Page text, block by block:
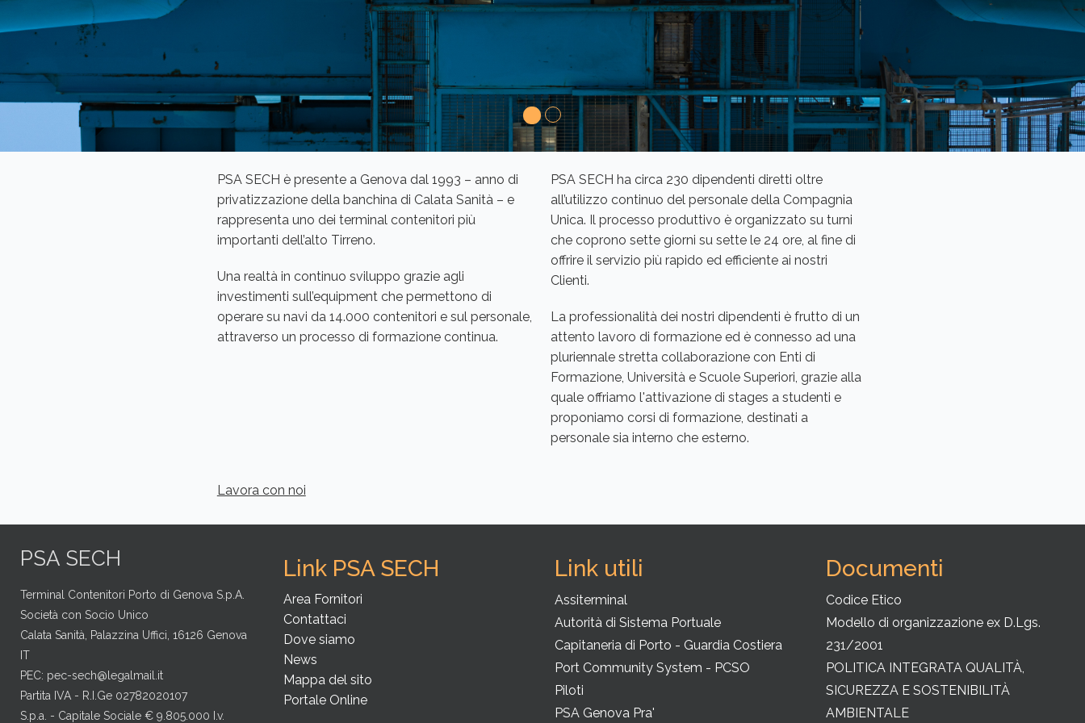
PSA SECH è presente a Genova dal 1993 – anno di
privatizzazione della banchina di Calata Sanità – e
rappresenta uno dei terminal contenitori più
importanti dell’alto Tirreno.
Una realtà in continuo sviluppo grazie agli
investimenti sull’equipment che permettono di
operare su navi da 14.000 contenitori e sul personale,
attraverso un processo di formazione continua.
PSA SECH ha circa 230 dipendenti diretti oltre
all’utilizzo continuo del personale della Compagnia
Unica. Il processo produttivo è organizzato su turni
che coprono sette giorni su sette le 24 ore, al fine di
offrire il servizio più rapido ed efficiente ai nostri
Clienti.
La professionalità dei nostri dipendenti è frutto di un
attento lavoro di formazione ed è connesso ad una
pluriennale stretta collaborazione con Enti di
Formazione, Università e Scuole Superiori, grazie alla
quale offriamo l'attivazione di stages a studenti e
proponiamo corsi di formazione, destinati a
personale sia interno che esterno.
Lavora con noi
PSA SECH
Terminal Contenitori Porto di Genova S.p.A.
Società con Socio Unico
Calata Sanità, Palazzina Uffici, 16126 Genova
IT
PEC: pec-sech@legalmail.it
Partita IVA - R.I.Ge 02782020107
S.p.a. - Capitale Sociale € 9.805.000 I.v.
Link PSA SECH
Area Fornitori
Contattaci
Dove siamo
News
Mappa del sito
Portale Online
Link utili
Assiterminal
Autorità di Sistema Portuale
Capitaneria di Porto - Guardia Costiera
Port Community System - PCSO
Piloti
PSA Genova Pra'
Documenti
Codice Etico
Modello di organizzazione ex D.Lgs.
231/2001
POLITICA INTEGRATA QUALITÀ,
SICUREZZA E SOSTENIBILITÀ
AMBIENTALE